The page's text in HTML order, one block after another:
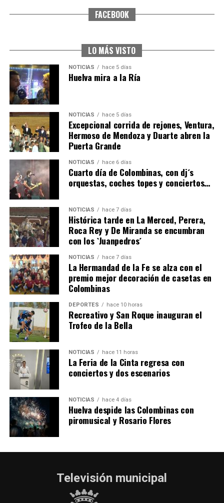
CUARTA CORRIDA DE LAS FIESTAS COLOMBINAS
4º DÍA DE LAS FIESTAS COLOMBINAS 2026
hace 6 días Huelvatv
SEXTA CORRIDA DE LAS FIESTAS COLOMBINAS
2026
hace 3 días· Huelvatv
FACEBOOK
LO MÁS VISTO
NOTICIAS hace 5 días
Huelva mira a la Ría
NOTICIAS hace 5 días
Excepcional corrida de rejones, Ventura,
Hermoso de Mendoza y Duarte abren la
Puerta Grande
NOTICIAS hace 6 días
Cuarto día de Colombinas, con dj´s
orquestas, coches topes y conciertos…
NOTICIAS hace 7 días
Histórica tarde en La Merced, Perera,
Roca Rey y De Miranda se encumbran
con los `Juanpedros´
NOTICIAS hace 7 días
La Hermandad de la Fe se alza con el
premio mejor decoración de casetas en
Colombinas
DEPORTES hace 10 horas
Recreativo y San Roque inauguran el
Trofeo de la Bella
NOTICIAS hace 11 horas
La Feria de la Cinta regresa con
conciertos y dos escenarios
NOTICIAS hace 4 días
Huelva despide las Colombinas con
piromusical y Rosario Flores
Televisión municipal